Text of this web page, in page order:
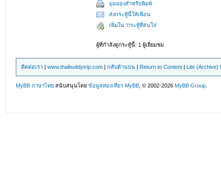
มุมมองสำหรับพิมพ์
ส่งกระทู้นี้ให้เพื่อน
เพิ่มใน 'กระทู้ที่สนใจ'
ผู้ที่กำลังดูกระทู้นี้: 1 ผู้เยี่ยมชม
ติดต่อเรา |www.thaibuddytrip.com |กลับด้านบน | Return to Content | Lite (Archive)
MyBB ภาษาไทย สนับสนุนโดยข้อมูลท่องเที่ยว MyBB , © 2002-2026MyBB Group